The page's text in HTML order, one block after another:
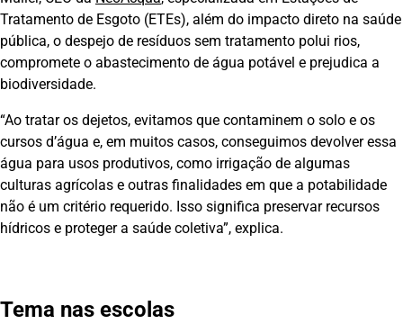
Tratamento de Esgoto (ETEs), além do impacto direto na saúde
pública, o despejo de resíduos sem tratamento polui rios,
compromete o abastecimento de água potável e prejudica a
biodiversidade.
“Ao tratar os dejetos, evitamos que contaminem o solo e os
cursos d’água e, em muitos casos, conseguimos devolver essa
água para usos produtivos, como irrigação de algumas
culturas agrícolas e outras finalidades em que a potabilidade
não é um critério requerido. Isso significa preservar recursos
hídricos e proteger a saúde coletiva”, explica.
Tema nas escolas